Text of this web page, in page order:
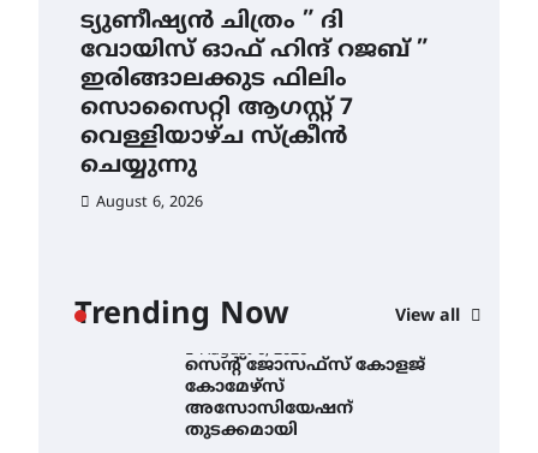
ട്യുണീഷ്യൻ ചിത്രം ” ദി
വോയിസ് ഓഫ് ഹിന്ദ് റജബ് ”
ഇരിങ്ങാലക്കുട ഫിലിം
സൊസൈറ്റി ആഗസ്റ്റ് 7
വെള്ളിയാഴ്ച സ്‌ക്രീൻ
ചെയ്യുന്നു
August 6, 2026
Trending Now View all
4.4 മില്ലി മീറ്റർ മഴ ലഭിച്ചു
August 6, 2026
ഐ.ഐ.ടി മദ്രാസ്സിൽ നിന്നും
ഡോക്ടറേറ്റ് – ഇരിങ്ങാലക്കുട
സ്വദേശി ആതിര എം കെ
യുടെ നേട്ടം പ്രതിസന്ധികളോട്
പൊരുതി
August 5, 2026
ട്യുണീഷ്യൻ ചിത്രം ” ദി
ചെയ്യുന്നു
August 6, 2026
സെന്റ് ജോസഫ്സ് കോളജ്
കോമേഴ്‌സ്
അസോസിയേഷന്
തുടക്കമായി